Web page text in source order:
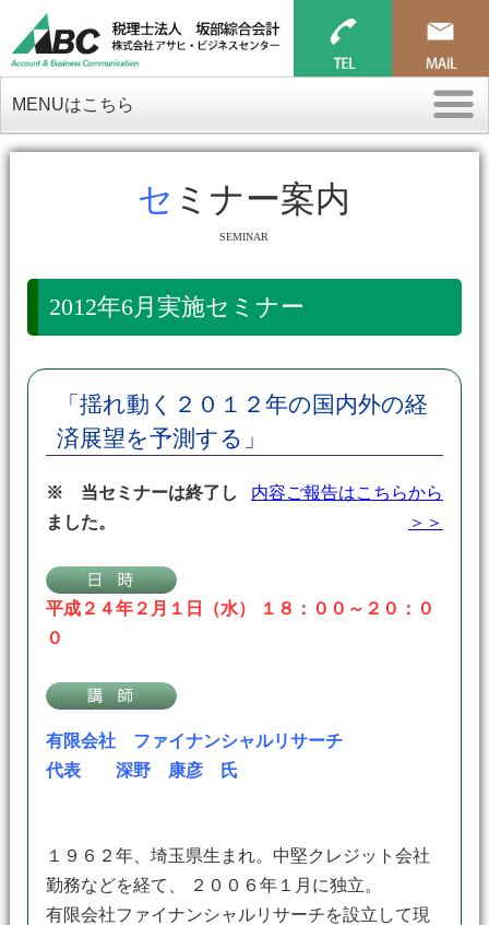
MENUはこちら
セミナー案内
SEMINAR
2012年6月実施セミナー
「揺れ動く２０１２年の国内外の経
済展望を予測する」
※ 当セミナーは終了し
ました。
内容ご報告はこちらから
＞＞
平成２４年２月１日（水） １８：００～２０：０
０
有限会社 ファイナンシャルリサーチ
代表 深野 康彦 氏
１９６２年、埼玉県生まれ。中堅クレジット会社
勤務などを経て、 ２００６年１月に独立。
有限会社ファイナンシャルリサーチを設立して現